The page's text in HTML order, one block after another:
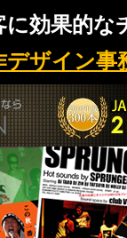
に効果的
デザイン